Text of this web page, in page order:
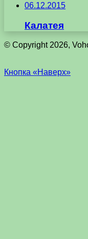
06.12.2015
Калатея
© Copyright 2026,
Кнопка «Наверх»